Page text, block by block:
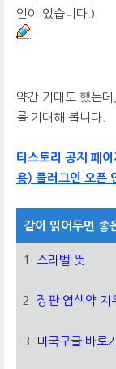
인이 있습니다.)
약간 기대도 했는
를 기대해 봅니다.
티스토리 공지 페
용) 플러그인 오픈
같이 읽어두면 좋
1. 스라벨 뜻
2. 장판 염색약 지
3. 미국구글 바로